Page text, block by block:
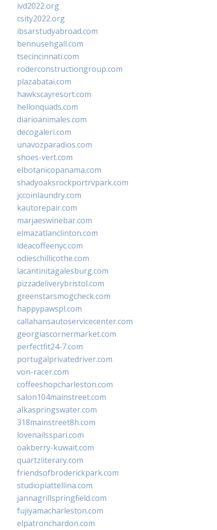
ivd2022.org
csity2022.org
ibsarstudyabroad.com
bennusehgall.com
tsecincinnati.com
roderconstructiongroup.com
plazabatai.com
hawkscayresort.com
hellonquads.com
diarioanimales.com
decogaleri.com
unavozparadios.com
shoes-vert.com
elbotanicopanama.com
shadyoaksrockportrvpark.com
jccoinlaundry.com
kautorepair.com
marjaeswinebar.com
elmazatlanclinton.com
ideacoffeenyc.com
odieschillicothe.com
lacantinitagalesburg.com
pizzadeliverybristol.com
greenstarsmogcheck.com
happypawspl.com
callahansautoservicecenter.com
georgiascornermarket.com
perfectfit24-7.com
portugalprivatedriver.com
von-racer.com
coffeeshopcharleston.com
salon104mainstreet.com
alkaspringswater.com
318mainstreet8h.com
lovenailsspari.com
oakberry-kuwait.com
quartzliterary.com
friendsofbroderickpark.com
studiopiattellina.com
jannagrillspringfield.com
fujiyamacharleston.com
elpatronchardon.com